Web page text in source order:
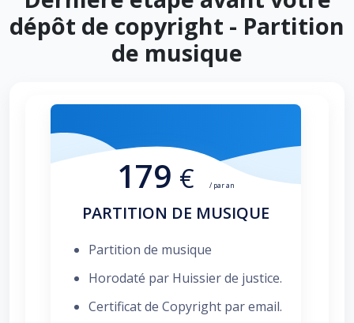
dépôt de copyright - Partition
de musique
179 € / par an
PARTITION DE MUSIQUE
Partition de musique
Horodaté par Huissier de justice.
Certificat de Copyright par email.